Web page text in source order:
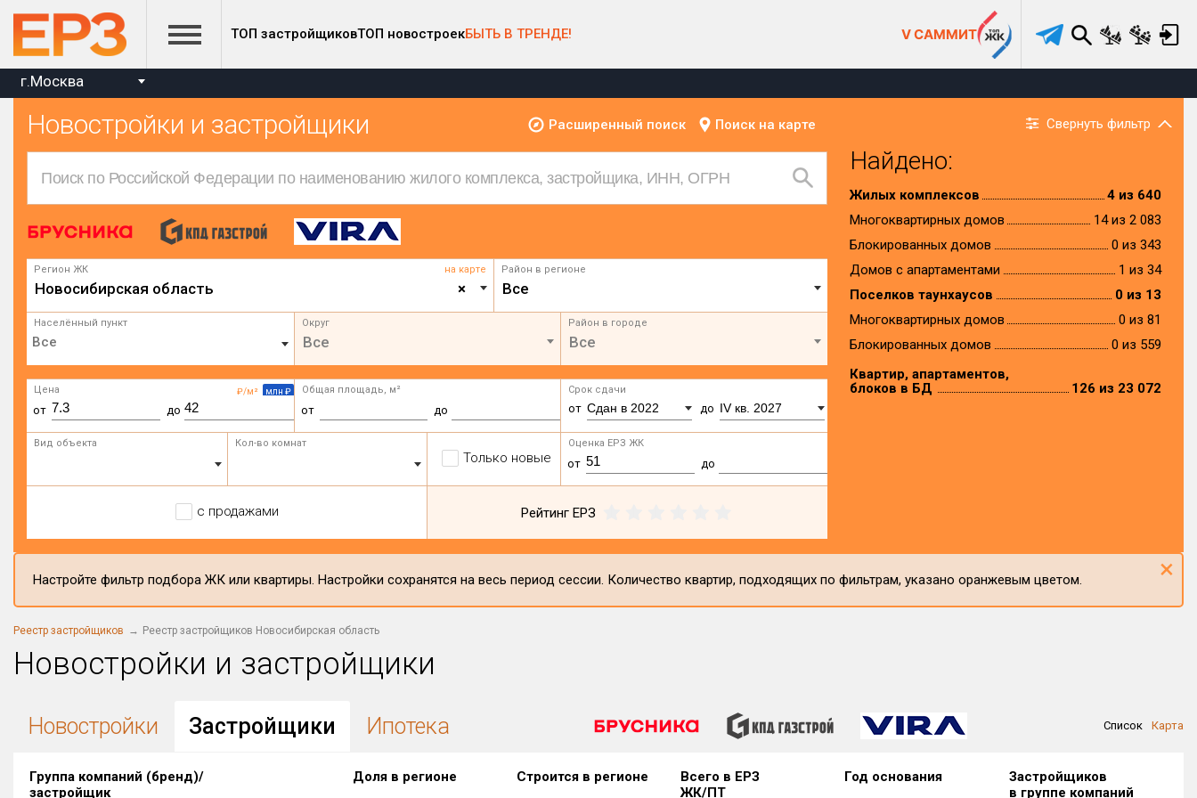
ТОП застройщиковТОП новостроекБЫТЬ В ТРЕНДЕ! V САММИТ
г.Москва
Новостройки и застройщики Расширенный поиск Поиск на карте Свернуть фильтр
Регион ЖК на карте
×
Новосибирская область
Район в регионе
Все
Населённый пункт Округ
Все
Район в городе
Все
₽/м² млн ₽
Цена
от до
Общая площадь, м²
от до
Срок сдачи
от Сдан в 2022 до IV кв. 2027
Вид объекта Кол-во комнат
Только новые
Оценка ЕРЗ ЖК
от до
с продажами Рейтинг ЕРЗ
Найдено:
Жилых комплексов
4 из 640
Многоквартирных домов
14 из 2 083
Блокированных домов
0 из 343
Домов с апартаментами
1 из 34
Поселков таунхаусов
0 из 13
Многоквартирных домов
0 из 81
Блокированных домов
0 из 559
Квартир, апартаментов,
блоков в БД
126 из 23 072
Настройте фильтр подбора ЖК или квартиры. Настройки сохранятся на весь период сессии. Количество квартир, подходящих по фильтрам, указано оранжевым цветом. ×
Реестр застройщиков Реестр застройщиков Новосибирская область
Новостройки и застройщики
Новостройки Застройщики Ипотека Список Карта
Группа компаний (бренд)/
застройщик
Доля в регионе Строится в регионе
Всего в ЕРЗ
ЖК/ПТ
Год основания
Застройщиков
в группе компаний